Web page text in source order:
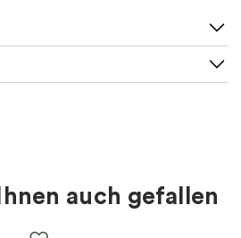
auch gefallen